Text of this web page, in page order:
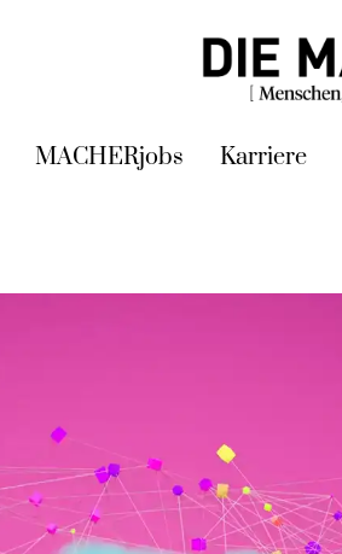
MACHERjobs Karriere